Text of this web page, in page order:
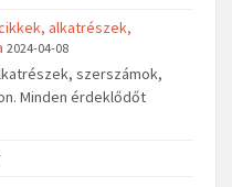
alkatrészek,
2024-04-08
szerszámok,
Minden érdeklődőt